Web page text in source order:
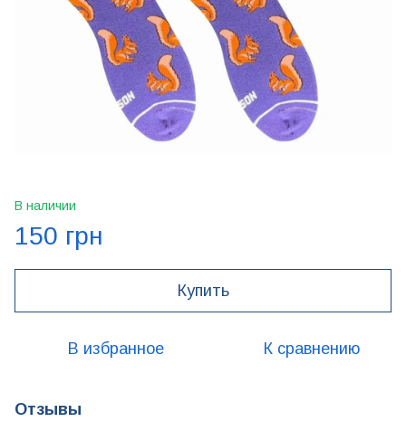
В наличии
150 грн
Купить
В избранное К сравнению
Отзывы